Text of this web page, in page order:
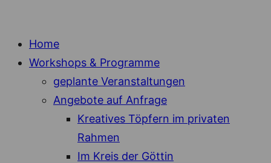
Home
Workshops & Programme
geplante Veranstaltungen
Angebote auf Anfrage
Kreatives Töpfern im privaten
Rahmen
Im Kreis der Göttin